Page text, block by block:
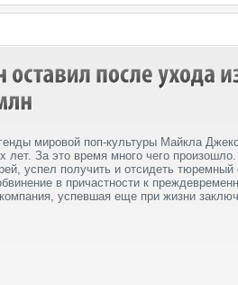
мировой поп-культуры Майкла
лет. За это время много чего
успел получить и отсидеть тюремный
в причастности к
успевшая еще при жизни